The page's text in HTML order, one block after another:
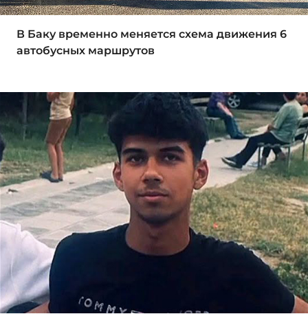
В Баку временно меняется схема движения 6
автобусных маршрутов